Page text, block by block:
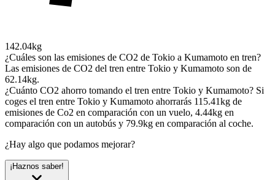
142.04kg
¿Cuáles son las emisiones de CO2 de Tokio a Kumamoto en tren?
Las emisiones de CO2 del tren entre Tokio y Kumamoto son de
62.14kg.
¿Cuánto CO2 ahorro tomando el tren entre Tokio y Kumamoto? Si
coges el tren entre Tokio y Kumamoto ahorrarás 115.41kg de
emisiones de Co2 en comparación con un vuelo, 4.44kg en
comparación con un autobús y 79.9kg en comparación al coche.
¿Hay algo que podamos mejorar?
¡Haznos saber!